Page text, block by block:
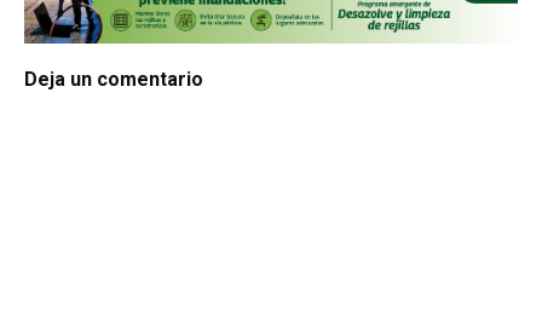
Deja un comentario